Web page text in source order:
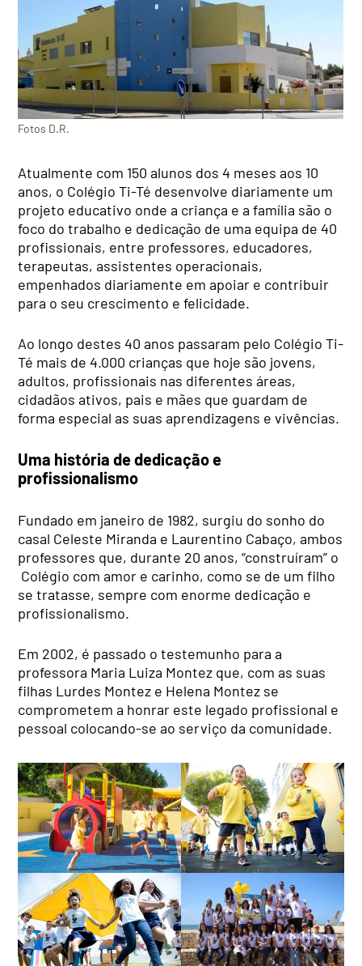
Fotos D.R.
Atualmente com 150 alunos dos 4 meses aos 10
anos, o Colégio Ti-Té desenvolve diariamente um
projeto educativo onde a criança e a família são o
foco do trabalho e dedicação de uma equipa de 40
profissionais, entre professores, educadores,
terapeutas, assistentes operacionais,
empenhados diariamente em apoiar e contribuir
para o seu crescimento e felicidade.
Ao longo destes 40 anos passaram pelo Colégio Ti-
Té mais de 4.000 crianças que hoje são jovens,
adultos, profissionais nas diferentes áreas,
cidadãos ativos, pais e mães que guardam de
forma especial as suas aprendizagens e vivências.
Uma história de dedicação e
profissionalismo
Fundado em janeiro de 1982, surgiu do sonho do
casal Celeste Miranda e Laurentino Cabaço, ambos
professores que, durante 20 anos, “construíram” o
Colégio com amor e carinho, como se de um filho
se tratasse, sempre com enorme dedicação e
profissionalismo.
Em 2002, é passado o testemunho para a
professora Maria Luiza Montez que, com as suas
filhas Lurdes Montez e Helena Montez se
comprometem a honrar este legado profissional e
pessoal colocando-se ao serviço da comunidade.